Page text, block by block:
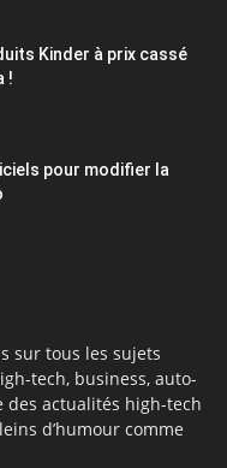
Kinder à prix cassé
!
pour modifier la
sur tous les sujets
tech, business, auto-
des actualités high-tech
d’humour comme